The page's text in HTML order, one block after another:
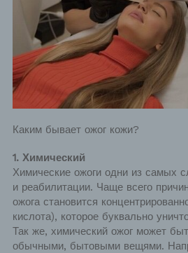
Каким бывает ожог кожи?
1. Химический
Химические ожоги одни из самых
и реабилитации. Чаще всего
ожога становится
кислота), которое буквально
Так же, химический ожог может
обычными, бытовыми вещями.